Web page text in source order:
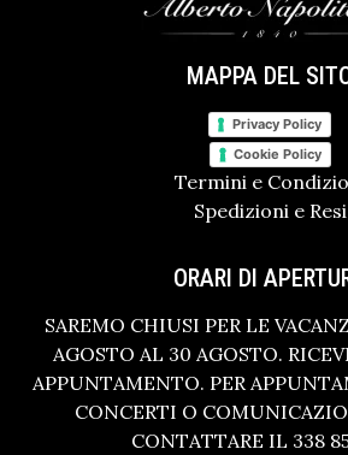
MAPPA DEL
Privacy Policy
Cookie Policy
Termini e
Spedizioni e Resi
ORARI DI
SAREMO CHIUSI PER LE
AGOSTO AL 30 AGOSTO.
APPUNTAMENTO. PER
CONCERTI O
CONTATTARE IL 338